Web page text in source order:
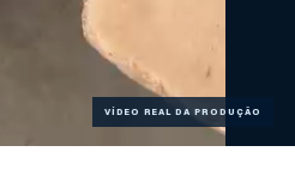
VÍDEO REAL DA PRODUÇÃO